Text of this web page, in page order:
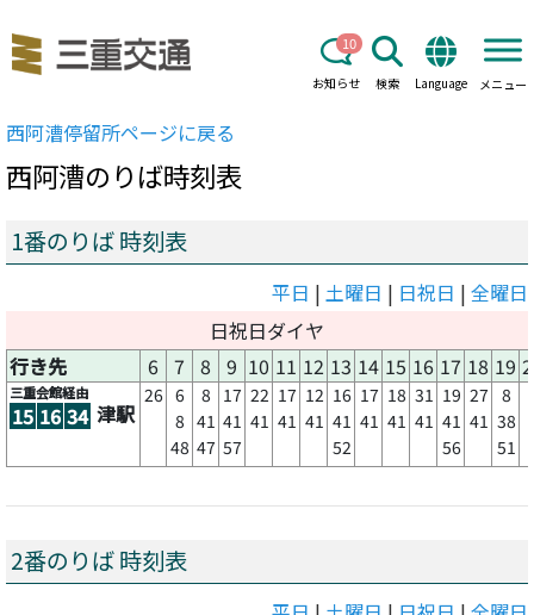
お知らせ
10
検索 Language メニュー
西阿漕停留所ページに戻る
西阿漕のりば時刻表
1番のりば 時刻表
平日 | 土曜日 | 日祝日 | 全曜日
日祝日ダイヤ
行き先
6 7 8 9 10 11 12 13 14 15 16 17 18 19
三重会館経由
15 16 34 津駅
26 6
8
48
8
41
47
17
41
57
22
41
17
41
12
41
16
41
52
17
41
18
41
31
41
19
41
56
27
41
8
38
51
2番のりば 時刻表